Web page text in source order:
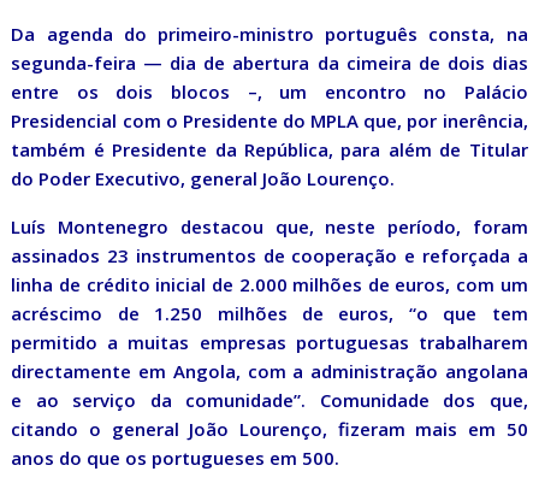
Da agenda do primeiro-ministro português consta, na
segunda-feira — dia de abertura da cimeira de dois dias
entre os dois blocos –, um encontro no Palácio
Presidencial com o Presidente do MPLA que, por inerência,
também é Presidente da República, para além de Titular
do Poder Executivo, general João Lourenço.
Luís Montenegro destacou que, neste período, foram
assinados 23 instrumentos de cooperação e reforçada a
linha de crédito inicial de 2.000 milhões de euros, com um
acréscimo de 1.250 milhões de euros, “o que tem
permitido a muitas empresas portuguesas trabalharem
directamente em Angola, com a administração angolana
e ao serviço da comunidade”. Comunidade dos que,
citando o general João Lourenço, fizeram mais em 50
anos do que os portugueses em 500.